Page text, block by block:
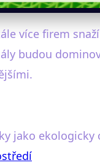
více firem
budou
jako ekologicky